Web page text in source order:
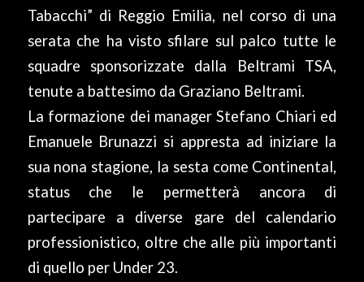
Tabacchi” di Reggio Emilia, nel corso di una
serata che ha visto sfilare sul palco tutte le
squadre sponsorizzate dalla Beltrami TSA,
tenute a battesimo da Graziano Beltrami.
La formazione dei manager Stefano Chiari ed
Emanuele Brunazzi si appresta ad iniziare la
sua nona stagione, la sesta come Continental,
status che le permetterà ancora di
partecipare a diverse gare del calendario
professionistico, oltre che alle più importanti
di quello per Under 23.